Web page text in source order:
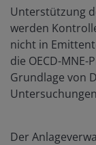
Unterstützung
werden
nicht in
die OECD-
Grundlage von
Der